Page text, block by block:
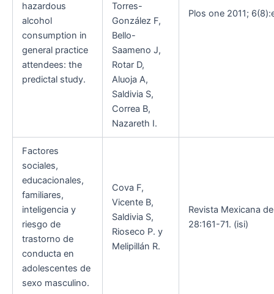
hazardous
alcohol
consumption in
general practice
attendees: the
predictal study.
Torres-
González F,
Bello-
Saameno J,
Rotar D,
Aluoja A,
Saldivia S,
Correa B,
Nazareth I.
Plos one 2011;
Factores
sociales,
educacionales,
familiares,
inteligencia y
riesgo de
trastorno de
conducta en
adolescentes de
sexo masculino.
Cova F,
Vicente B,
Saldivia S,
Rioseco P. y
Melipillán R.
Revista Mexicana
28:161-71. (isi)